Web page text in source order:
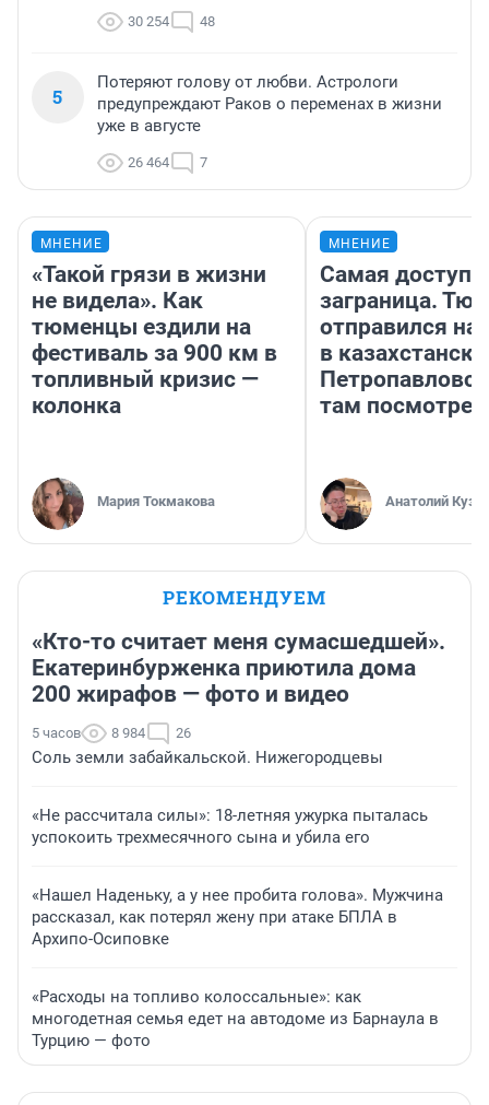
30 254 48
5
Потеряют голову от любви. Астрологи
предупреждают Раков о переменах в жизни
уже в августе
26 464 7
МНЕНИЕ
«Такой грязи в жизни
не видела». Как
тюменцы ездили на
фестиваль за 900 км в
топливный кризис —
колонка
Мария Токмакова
МНЕНИЕ
Самая
заграница.
отправился
в
там
Анатолий
РЕКОМЕНДУЕМ
«Кто-то считает меня сумасшедшей».
Екатеринбурженка приютила дома
200 жирафов — фото и видео
5 часов 8 984 26
Соль земли забайкальской. Нижегородцевы
«Не рассчитала силы»: 18-летняя ужурка пыталась
успокоить трехмесячного сына и убила его
«Нашел Наденьку, а у нее пробита голова». Мужчина
рассказал, как потерял жену при атаке БПЛА в
Архипо-Осиповке
«Расходы на топливо колоссальные»: как
многодетная семья едет на автодоме из Барнаула в
Турцию — фото